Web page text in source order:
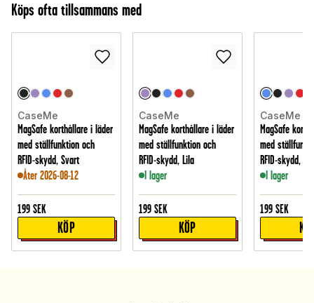
Köps ofta tillsammans med
CaseMe
MagSafe korthållare i läder
med ställfunktion och
RFID-skydd, Svart
Åter 2026-08-12
199 SEK
KÖP
CaseMe
MagSafe korthållare i läder
med ställfunktion och
RFID-skydd, Lila
I lager
199 SEK
KÖP
CaseMe
MagSafe
med
RFID-skydd, Blå
I lager
199 SEK